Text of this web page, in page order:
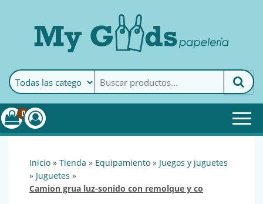
MyGoods · PapeleríaMy Goods es tu papelería
online de confianza. Podrás
encontrar todo lo necesario
0
inicio » tienda » equipamiento » juegos y juguetes
» juguetes »
camion grua luz-sonido con remolque y co